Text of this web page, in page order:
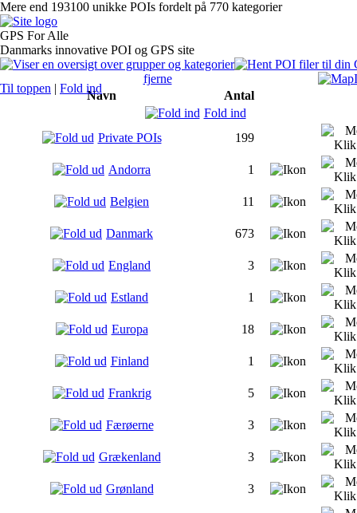
Mere end 193100 unikke POIs fordelt på 770 kategorier
GPS For Alle
Danmarks innovative POI og GPS site
fjerne
Til toppen | Fold ind
Navn
Antal
Fold ind
Private POIs
199
Andorra 1
Belgien 11
Danmark 673
England 3
Estland 1
Europa 18
Finland 1
Frankrig 5
Færøerne 3
Grækenland 3
Grønland 3